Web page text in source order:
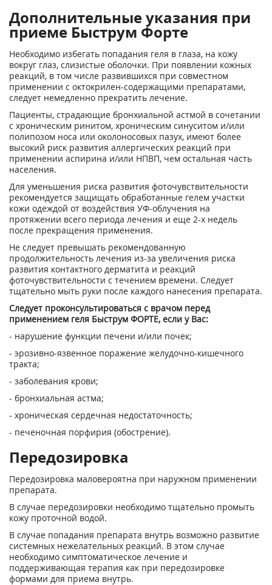
Дополнительные указания при
приеме Быструм Форте
Необходимо избегать попадания геля в глаза, на кожу
вокруг глаз, слизистые оболочки. При появлении кожных
реакций, в том числе развившихся при совместном
применении с октокрилен-содержащими препаратами,
следует немедленно прекратить лечение.
Пациенты, страдающие бронхиальной астмой в сочетании
с хроническим ринитом, хроническим синуситом и/или
полипозом носа или околоносовых пазух, имеют более
высокий риск развития аллергических реакций при
применении аспирина и/или НПВП, чем остальная часть
населения.
Для уменьшения риска развития фоточувствительности
рекомендуется защищать обработанные гелем участки
кожи одеждой от воздействия УФ-облучения на
протяжении всего периода лечения и еще 2-х недель
после прекращения применения.
Не следует превышать рекомендованную
продолжительность лечения из-за увеличения риска
развития контактного дерматита и реакций
фоточувствительности с течением времени. Следует
тщательно мыть руки после каждого нанесения препарата.
Следует проконсультироваться с врачом перед
применением геля Быструм ФОРТЕ, если у Вас:
- нарушение функции печени и/или почек;
- эрозивно-язвенное поражение желудочно-кишечного
тракта;
- заболевания крови;
- бронхиальная астма;
- хроническая сердечная недостаточность;
- печеночная порфирия (обострение).
Передозировка
Передозировка маловероятна при наружном применении
препарата.
В случае передозировки необходимо тщательно промыть
кожу проточной водой.
В случае попадания препарата внутрь возможно развитие
системных нежелательных реакций. В этом случае
необходимо симптоматическое лечение и
поддерживающая терапия как при передозировке
формами для приема внутрь.